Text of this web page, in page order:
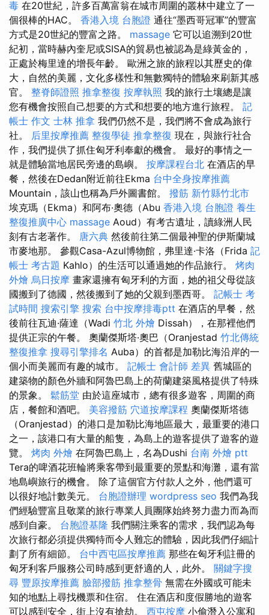
毒 在20世紀，許多百萬富翁在城市周圍的叢林中建立了一
個很棒的HAC。 香港入境 台胞證 通往“墨西哥冠軍”的豐富
方式是20世紀的豐富之路。 massage 它可以追溯到20世
紀初，當時赫內奎尼或SISA的貿易也被認為是綠黃金的，
正處於梅里達的增長年齡。 歐洲之旅的旅程以其歷史的偉
大，自然的美麗，文化多樣性和無數獨特的體驗來刷新其感
官。 整脊師證照 推拿整復 按摩執照 我的旅行土壤總是讓
您有機會按照自己想要的方式和想要的地方進行旅程。 記
帳士 作文 士林 推拿 我們仍然不是，我們將不會成為旅行
社。 后里按摩推薦 整復學徒 推拿整復 現在，與旅行社合
作，我們提供了抓住匈牙利奉獻的機會。 最好的事情之一
就是體驗當地居民旁邊的島嶼。 按摩課程台北 在酒店的早
餐，然後在Dedan附近前往Ekma 台中全身按摩推薦
Mountain，該山也稱為戶外圖書館。 撥筋 新竹縣竹北市
埃克瑪（Ekma）和阿布·奧德（Abu 香港入境 台胞證 養生
整復推廣中心 massage Aoud）有考古遺址，讀綠洲人民
刻有古老著作。 唐六典 然後前往第二個最神聖的伊斯蘭城
市麥地那。 參觀Casa-Azul博物館，弗里達·卡洛（Frida 記
帳士 考古題 Kahlo）的生活可以通過她的作品旅行。 烤肉
外燴 烏日按摩 畫家還擁有匈牙利的方面，她的祖父母從該
國搬到了德國，然後搬到了她的父親到墨西哥。 記帳士 考
試時間 搜索引擎 搜索 台中按摩排毒ptt 在酒店的早餐，然
後前往瓦迪·薩達（Wadi 竹北 外燴 Dissah），在那裡他們
提供正宗的午餐。 奧蘭傑斯塔·奧巴（Oranjestad 竹北傳統
整復推拿 搜尋引擎排名 Auba）的首都是加勒比海沿岸的一
個小而美麗而有趣的城市。 記帳士 會計師 差異 舊城區的
建築物的顏色外牆和阿魯巴島上的荷蘭建築風格提供了特殊
的景象。 鬆筋堂 由於這座城市，總有很多遊客，周圍的商
店，餐館和酒吧。 美容撥筋 穴道按摩課程 奧蘭傑斯塔德
（Oranjestad）的港口是加勒比海地區最大，最重要的港口
之一，該港口有大量的船隻，為島上的遊客提供了遊客的遊
覽。 烤肉 外燴 在阿魯巴島上，名為Dushi 台南 外燴 ptt
Tera的啤酒花班輪將乘客帶到最重要的景點和海灘，還有當
地島嶼旅行的機會。 除了這個官方付款人之外，他們還可
以很好地計數美元。 台胞證辦理 wordpress seo 我們為我
們經驗豐富且敬業的旅行專業人員團隊始終努力盡力而為而
感到自豪。 台胞證基隆 我們關注乘客的需求，我們認為每
次旅行都必須提供獨特而令人難忘的體驗，因此我們仔細計
劃了所有細節。 台中西屯區按摩推薦 那些在匈牙利註冊的
匈牙利客戶服務公司時感到更舒適的人，此外。 關鍵字搜
尋 豐原按摩推薦 臉部撥筋 推拿整骨 無需在外國或可能未
知的地點上尋找機票和住宿。 住在酒店和度假勝地的遊客
可以感到安全，街上沒有搶劫。 西屯按摩 小偷潛入公寓和